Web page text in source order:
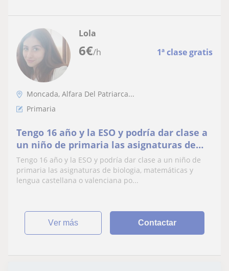
6€/h 1ª clase gratis
Lola
Moncada, Alfara Del Patriarca...
Primaria
Tengo 16 año y la ESO y podría dar clase a
un niño de primaria las asignaturas de
biologia, matemáticas y lengua castellana
o valenciana por la tarde ya que estudio
auxiliar de enfermería por las mañana
Tengo 16 año y la ESO y podría dar clase a un niño de
primaria las asignaturas de biologia, matemáticas y
lengua castellana o valenciana po...
ver más Contactar